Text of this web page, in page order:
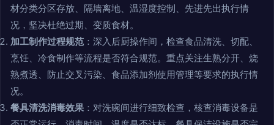
材分类分区存放、隔墙离地、温湿度控制、先进先出执行情
况，坚决杜绝过期、变质食材。
加工制作过程规范 ：深入后厨操作间，检查食品清洗、切配、
烹饪、冷食制作等流程是否符合规范。重点关注生熟分开、烧
熟煮透、防止交叉污染、食品添加剂使用管理等要求的执行情
况。
餐具清洗消毒效果 ：对洗碗间进行细致检查，核查消毒设备是